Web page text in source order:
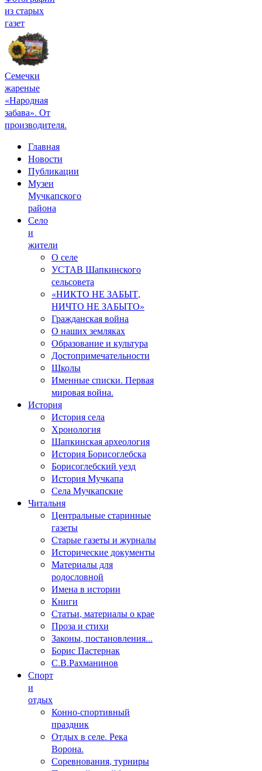
из старых
газет
Семечки
жареные
«Народная
забава». От
производителя.
Главная
Новости
Публикации
Музеи
Мучкапского
района
Село
и
жители
О селе
УСТАВ Шапкинского
сельсовета
«НИКТО НЕ ЗАБЫТ,
НИЧТО НЕ ЗАБЫТО»
Гражданская война
О наших земляках
Образование и культура
Достопримечательности
Школы
Именные списки. Первая
мировая война.
История
История села
Хронология
Шапкинская археология
История Борисоглебска
Борисоглебский уезд
История Мучкапа
Села Мучкапские
Читальня
Центральные старинные
газеты
Старые газеты и журналы
Исторические документы
Материалы для
родословной
Имена в истории
Книги
Статьи, материалы о крае
Проза и стихи
Законы, постановления...
Борис Пастернак
С.В.Рахманинов
Спорт
и
отдых
Конно-спортивный
праздник
Отдых в селе. Река
Ворона.
Соревнования, турниры